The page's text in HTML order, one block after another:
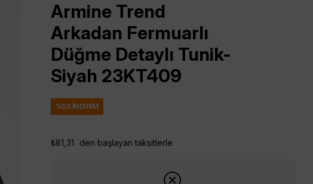
Armine Trend
Arkadan Fermuarlı
Düğme Detaylı Tunik-
Siyah 23KT409
%59 İNDIRIM
₺81,31 `den başlayan taksitlerle